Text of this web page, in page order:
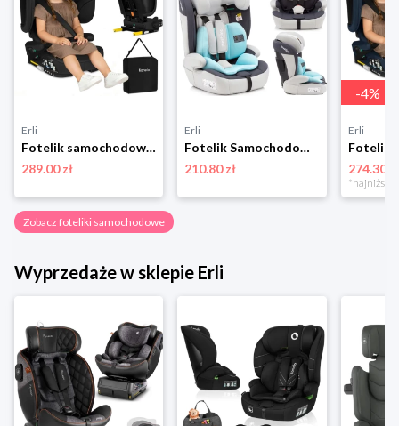
Erli
Fotelik samochodowy 100-150 cm SKŁADANY ISOFIX 15-36kg SZEROKI Lionelo Orin
289.00 zł
Erli
Fotelik Samochodowy 76-150cm Sesttino Rocker Pro 9-36kg Montaż Pasem
210.80 zł
-4%
Erli
274.30 zł
Zobacz foteliki samochodowe
Wyprzedaże w sklepie Erli